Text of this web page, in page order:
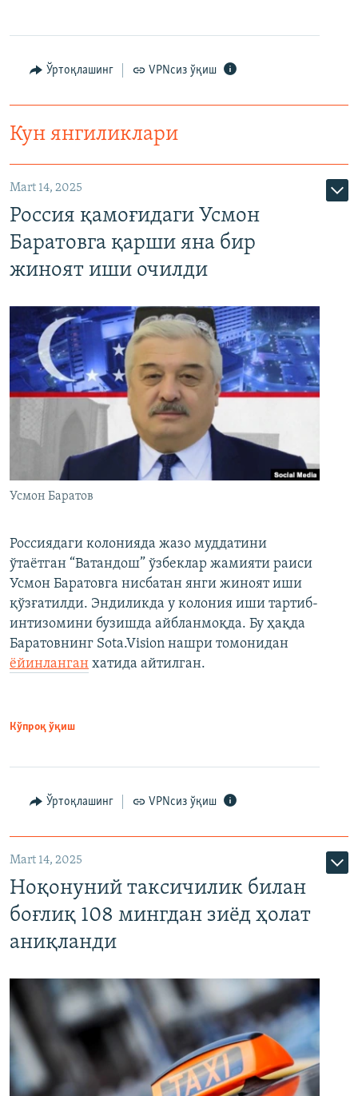
Ўртоқлашинг VPNсиз ўқиш
Кун янгиликлари
Mart 14, 2025
Россия қамоғидаги Усмон
Баратовга қарши яна бир
жиноят иши очилди
Усмон Баратов
Россиядаги колонияда жазо муддатини
ўтаётган “Ватандош” ўзбеклар жамияти раиси
Усмон Баратовга нисбатан янги жиноят иши
қўзғатилди. Эндиликда у колония иши тартиб-
интизомини бузишда айбланмоқда. Бу ҳақда
Баратовнинг Sota.Vision нашри томонидан
ёйинланган хатида айтилган.
Кўпроқ ўқиш
Ўртоқлашинг VPNсиз ўқиш
Mart 14, 2025
Ноқонуний таксичилик билан
боғлиқ 108 мингдан зиёд ҳолат
аниқланди